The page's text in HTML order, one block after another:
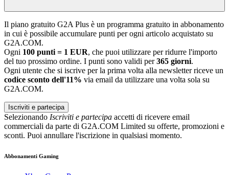
Il piano gratuito G2A Plus è un programma gratuito in abbonamento
in cui è possibile accumulare punti per ogni articolo acquistato su
G2A.COM.
Ogni 100 punti = 1 EUR, che puoi utilizzare per ridurre l'importo
del tuo prossimo ordine. I punti sono validi per365 giorni.
Ogni utente che si iscrive per la prima volta alla newsletter riceve un
codice sconto dell'11% via email da utilizzare una volta sola su
G2A.COM.
Iscriviti e partecipa
Selezionando Iscriviti e partecipa accetti di ricevere email
commerciali da parte di G2A.COM Limited su offerte, promozioni e
sconti. Puoi annullare l'iscrizione in qualsiasi momento.
Abbonamenti Gaming